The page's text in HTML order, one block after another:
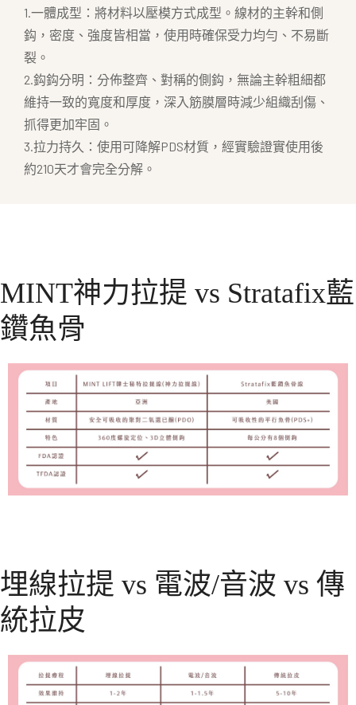
1.一體成型：將材料以壓模方式成型。線材的主幹和側
鈎，密度、強度皆相當，使用時確保受力均勻、不易斷
裂。
2.鈎鈎分明：分佈整齊、對稱的側鈎，無論主幹粗細都
維持一致的寬度和厚度，深入筋膜層時減少組織刮傷、
抓得更加牢固。
3.拉力持久：使用可降解PDS材質，經實驗證實使用後
約210天才會完全分解。
MINT神力拉提 vs Stratafix藍
鑽魚骨
埋線拉提 vs 電波/音波 vs 傳
統拉皮